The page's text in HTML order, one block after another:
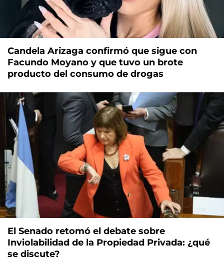
Candela Arizaga confirmó que sigue con
Facundo Moyano y que tuvo un brote
producto del consumo de drogas
El Senado retomó el debate sobre
Inviolabilidad de la Propiedad Privada: ¿qué
se discute?